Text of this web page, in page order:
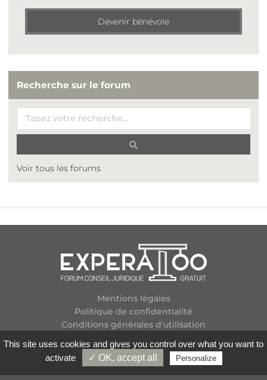
Devenir bénévole
Recherche sur le forum
Voir tous les forums
Mentions légales
Politique de confidentialité
Conditions générales d'utilisation
Contactez-nous
Flux RSS
Copyright
2026 Experatoo.com - Tous droits réservés
This site uses cookies and gives you control over what you want to
activate
✓ OK, accept all Personalize